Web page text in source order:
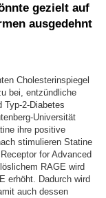
gezielt auf
ausgedehnt
Cholesterinspiegel
bei, entzündliche
Typ-2-Diabetes
Universität
ihre positive
stimulieren Statine
for Advanced
RAGE wird
erhöht. Dadurch wird
auch dessen